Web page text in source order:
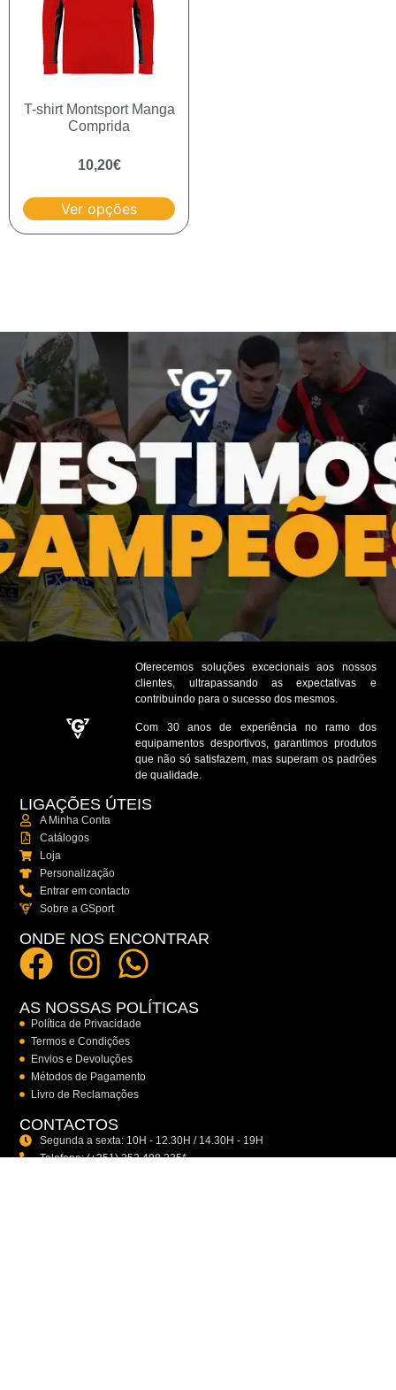
T-shirt Montsport Manga
Comprida
10,20€
Ver opções
Oferecemos soluções excecionais aos nossos
clientes, ultrapassando as expectativas e
contribuindo para o sucesso dos mesmos.
Com 30 anos de experiência no ramo dos
equipamentos desportivos, garantimos produtos
que não só satisfazem, mas superam os padrões
de qualidade.
LIGAÇÕES ÚTEIS
A Minha Conta
Catálogos
Loja
Personalização
Entrar em contacto
Sobre a GSport
ONDE NOS ENCONTRAR
AS NOSSAS POLÍTICAS
Política de Privacidade
Termos e Condições
Envios e Devoluções
Métodos de Pagamento
Livro de Reclamações
CONTACTOS
Segunda a sexta: 10H - 12.30H / 14.30H - 19H
Telefone: (+351) 253 498 225*